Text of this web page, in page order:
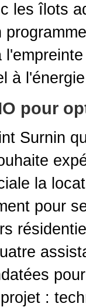
les îlots
à
pour
Surnin
la
pour
: